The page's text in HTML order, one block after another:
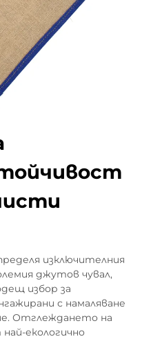
изключителния
джутов чувал,
избор за
с намаляване
Отглеждането на
екологично